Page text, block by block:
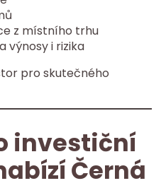
z místního trhu
výnosy i rizika
pro skutečného
investiční
Černá